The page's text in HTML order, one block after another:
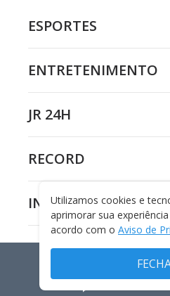
ESPORTES
ENTRETENIMENTO
JR 24H
RECORD
INSTITUCIONAL
Utilizamos cookies e
aprimorar sua
acordo com o Aviso de